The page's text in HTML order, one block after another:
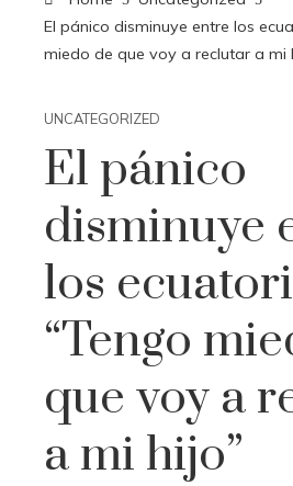
El pánico disminuye entre los
miedo de que voy a reclutar a mi
UNCATEGORIZED
El pánico
disminuye
los
“Tengo
que voy a
a mi hijo”